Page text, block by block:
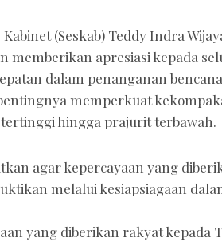
(Seskab) Teddy Indra
memberikan apresiasi kepada
dalam penanganan
memperkuat
hingga prajurit terbawah.
agar kepercayaan yang
melalui kesiapsiagaan
yang diberikan rakyat kepada